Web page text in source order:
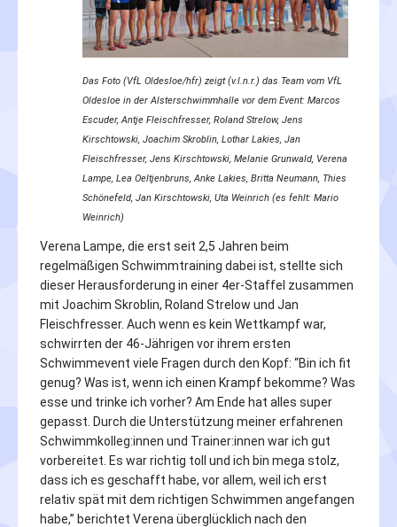
Das Foto (VfL Oldesloe/hfr) zeigt (v.l.n.r.) das Team vom VfL
Oldesloe in der Alsterschwimmhalle vor dem Event: Marcos
Escuder, Antje Fleischfresser, Roland Strelow, Jens
Kirschtowski, Joachim Skroblin, Lothar Lakies, Jan
Fleischfresser, Jens Kirschtowski, Melanie Grunwald, Verena
Lampe, Lea Oeltjenbruns, Anke Lakies, Britta Neumann, Thies
Schönefeld, Jan Kirschtowski, Uta Weinrich (es fehlt: Mario
Weinrich)
Verena Lampe, die erst seit 2,5 Jahren beim
regelmäßigen Schwimmtraining dabei ist, stellte sich
dieser Herausforderung in einer 4er-Staffel zusammen
mit Joachim Skroblin, Roland Strelow und Jan
Fleischfresser. Auch wenn es kein Wettkampf war,
schwirrten der 46-Jährigen vor ihrem ersten
Schwimmevent viele Fragen durch den Kopf: “Bin ich fit
genug? Was ist, wenn ich einen Krampf bekomme? Was
esse und trinke ich vorher? Am Ende hat alles super
gepasst. Durch die Unterstützung meiner erfahrenen
Schwimmkolleg:innen und Trainer:innen war ich gut
vorbereitet. Es war richtig toll und ich bin mega stolz,
dass ich es geschafft habe, vor allem, weil ich erst
relativ spät mit dem richtigen Schwimmen angefangen
habe,” berichtet Verena überglücklich nach den